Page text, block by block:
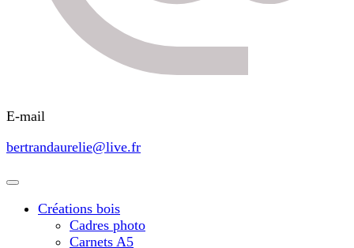
E-mail
bertrandaurelie@live.fr
Créations bois
Cadres photo
Carnets A5